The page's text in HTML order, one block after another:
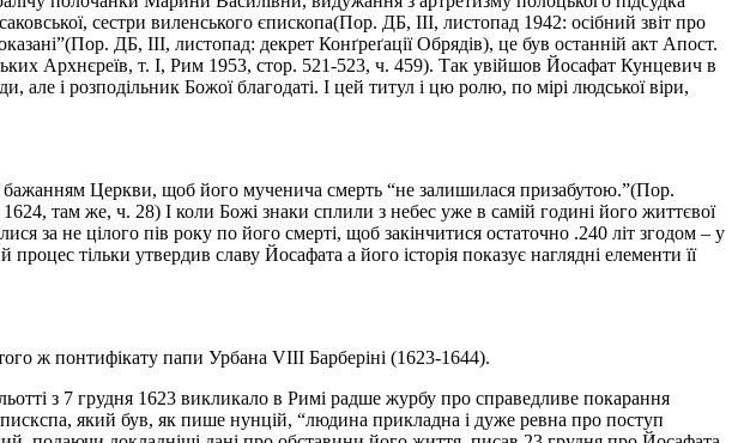
сестри виленського єпископа(Пор. ДБ, III, листопад 1942: осібний звіт про
ДБ, III, листопад: декрет Конґреґації Обрядів), це був останній акт Апост.
Архнєреїв, т. І, Рим 1953, стор. 521-523, ч. 459). Так увійшов Йосафат Кунцевич в
але і розподільник Божої благодаті. І цей титул і цю ролю, по мірі людської віри,
Церкви, щоб його мученича смерть “не залишилася призабутою.”(Пор.
там же, ч. 28) І коли Божі знаки сплили з небес уже в самій годині його життєвої
за не цілого пів року по його смерті, щоб закінчитися остаточно .240 літ згодом – у
тільки утвердив славу Йосафата а його історія показує наглядні елементи її
ж понтифікату папи Урбана VIII Барберіні (1623-1644).
з 7 грудня 1623 викликало в Римі радше журбу про справедливе покарання
який був, як пише нунцій, “людина прикладна і дуже ревна про поступ